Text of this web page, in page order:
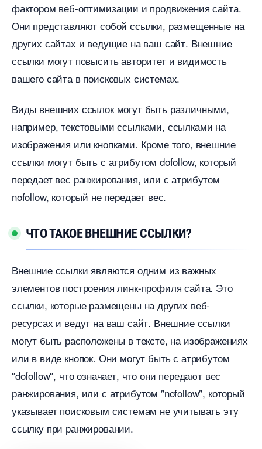
фактором веб-оптимизации и продвижения сайта.​
Они представляют собой ссылки, размещенные на
других сайтах и ведущие на ваш сайт. Внешние
ссылки могут повысить авторитет и видимость
ашего сайта в поисковых системах.​
иды внешних ссылок могут быть различными,
например, текстовыми ссылками, ссылками на
изображения или кнопками. Кроме того, внешние
ссылки могут быть с атрибутом dofollow, который
передает вес ранжирования, или с атрибутом
nofollow, который не передает вес.​
ЧТО ТАКОЕ ВНЕШНИЕ ССЫЛКИ?​
нешние ссылки являются одним из важных
элементов построения линк-профиля сайта.​ Это
ссылки, которые размещены на других веб-
ресурсах и ведут на ваш сайт.​ Внешние ссылки
могут быть расположены в тексте, на изображениях
или в виде кнопок.​ Они могут быть с атрибутом
″dofollow″, что означает, что они передают вес
ранжирования, или с атрибутом ″nofollow″, который
указывает поисковым системам не учитывать эту
ссылку при ранжировании.​